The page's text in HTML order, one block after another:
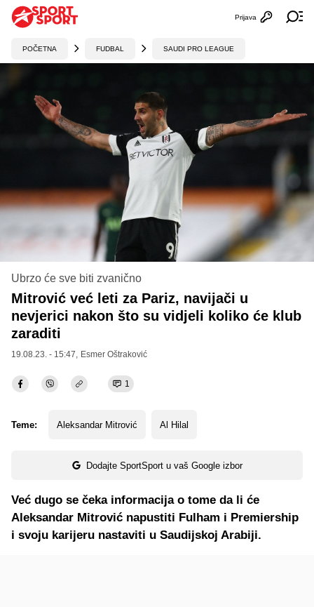
Otvori
Prijava
POČETNA FUDBAL SAUDI PRO LEAGUE
Ubrzo će sve biti zvanično
Mitrović već leti za Pariz, navijači u
nevjerici nakon što su vidjeli koliko će klub
zaraditi
19.08.23. - 15:47, Esmer Oštraković
1
Teme: Aleksandar Mitrović Al Hilal
Dodajte SportSport u vaš Google izbor
Već dugo se čeka informacija o tome da li će
Aleksandar Mitrović napustiti Fulham i Premiership
i svoju karijeru nastaviti u Saudijskoj Arabiji.